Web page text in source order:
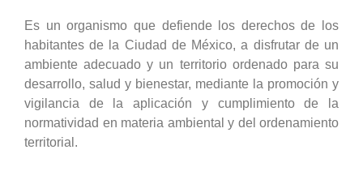
Es un organismo que defiende los derechos de los
habitantes de la Ciudad de México, a disfrutar de un
ambiente adecuado y un territorio ordenado para su
desarrollo, salud y bienestar, mediante la promoción y
vigilancia de la aplicación y cumplimiento de la
normatividad en materia ambiental y del ordenamiento
territorial.